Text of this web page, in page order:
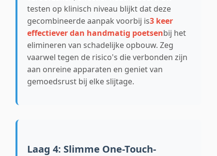
testen op klinisch niveau blijkt dat deze
gecombineerde aanpak voorbij is3 keer
effectiever dan handmatig poetsenbij het
elimineren van schadelijke opbouw. Zeg
vaarwel tegen de risico's die verbonden zijn
aan onreine apparaten en geniet van
gemoedsrust bij elke slijtage.
Laag 4: Slimme One-Touch-